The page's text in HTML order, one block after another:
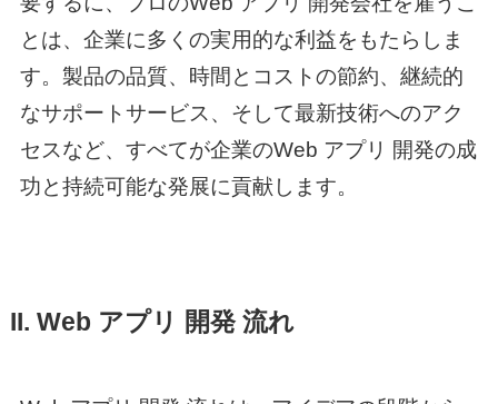
とは、企業に多くの実用的な利益をもたらしま
す。製品の品質、時間とコストの節約、継続的
なサポートサービス、そして最新技術へのアク
セスなど、すべてが企業のWeb アプリ 開発の成
功と持続可能な発展に貢献します。
II. Web アプリ 開発流れ